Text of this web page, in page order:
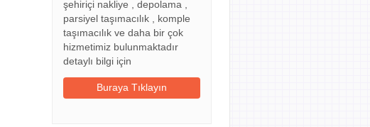
şehiriçi nakliye , depolama ,
parsiyel taşımacılık , komple
taşımacılık ve daha bir çok
hizmetimiz bulunmaktadır
detaylı bilgi için
Buraya Tıklayın